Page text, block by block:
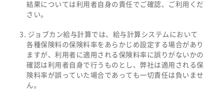
結果については利用者自身の責任でご確認、ご利用くだ
さい。
ジョブカン給与計算では、給与計算システムにおいて
各種保険料の保険料率をあらかじめ設定する場合があり
ますが、利用者に適用される保険料率に誤りがないかの
確認は利用者自身で行うものとし、弊社は適用される保
険料率が誤っていた場合であっても一切責任は負いませ
ん。